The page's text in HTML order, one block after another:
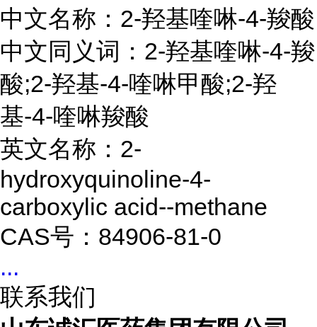
中文名称：2-羟基喹啉-4-羧酸
中文同义词：2-羟基喹啉-4-羧
酸;2-羟基-4-喹啉甲酸;2-羟
基-4-喹啉羧酸
英文名称：2-
hydroxyquinoline-4-
carboxylic acid--methane
CAS号：84906-81-0
...
联系我们